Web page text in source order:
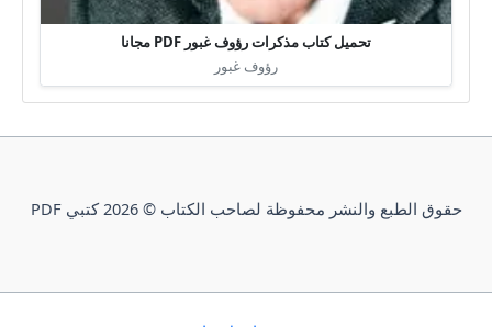
تحميل كتاب مذكرات رؤوف غبور PDF مجانا
رؤوف غبور
حقوق الطبع والنشر محفوظة لصاحب الكتاب © 2026 كتبي PDF